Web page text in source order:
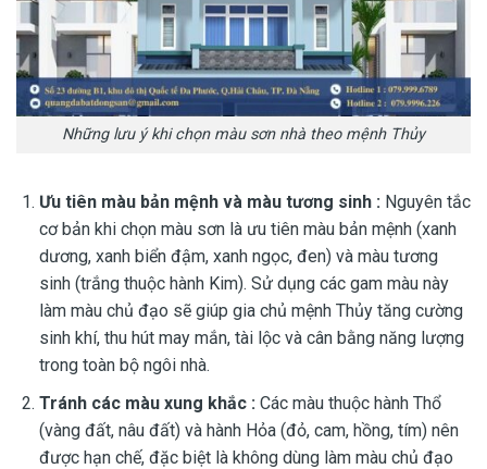
Những lưu ý khi chọn màu sơn nhà theo mệnh Thủy
Ưu tiên màu bản mệnh và màu tương sinh : Nguyên tắc
cơ bản khi chọn màu sơn là ưu tiên màu bản mệnh (xanh
dương, xanh biển đậm, xanh ngọc, đen) và màu tương
sinh (trắng thuộc hành Kim). Sử dụng các gam màu này
làm màu chủ đạo sẽ giúp gia chủ mệnh Thủy tăng cường
sinh khí, thu hút may mắn, tài lộc và cân bằng năng lượng
trong toàn bộ ngôi nhà.
Tránh các màu xung khắc : Các màu thuộc hành Thổ
(vàng đất, nâu đất) và hành Hỏa (đỏ, cam, hồng, tím) nên
được hạn chế, đặc biệt là không dùng làm màu chủ đạo